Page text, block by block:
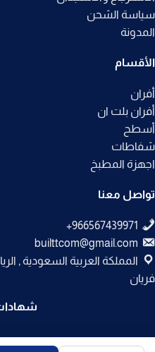
سياسة الشحن
المدونة
الأقسام
أفران
أفران بلت ان
أسطح
شفاطات
اجهزة المطبخ
تواصل معنا
builttcom@gmail.com
المملكة العربية السعودية ,
فريان
شهادات
جميع الحقوق محفوظة